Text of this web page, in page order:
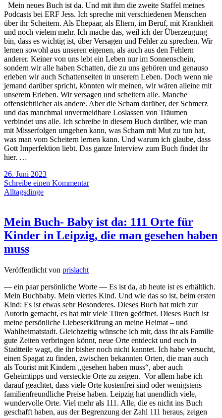
Mein neues Buch ist da. Und mit ihm die zweite Staffel meines
Podcasts bei ERF Jess. Ich spreche mit verschiedenen Menschen
über ihr Scheitern. Als Ehepaar, als Eltern, im Beruf, mit Krankheit
und noch vielem mehr. Ich mache das, weil ich der Überzeugung
bin, dass es wichtig ist, über Versagen und Fehler zu sprechen. Wir
lernen sowohl aus unseren eigenen, als auch aus den Fehlern
anderer. Keiner von uns lebt ein Leben nur im Sonnenschein,
sondern wir alle haben Schatten, die zu uns gehören und genauso
erleben wir auch Schattenseiten in unserem Leben. Doch wenn nie
jemand darüber spricht, könnten wir meinen, wir wären alleine mit
unserem Erleben. Wir versagen und scheitern alle. Manche
offensichtlicher als andere. Aber die Scham darüber, der Schmerz
und das manchmal unvermeidbare Loslassen von Träumen
verbindet uns alle. Ich schreibe in diesem Buch darüber, wie man
mit Misserfolgen umgehen kann, was Scham mit Mut zu tun hat,
was man vom Scheitern lernen kann. Und warum ich glaube, dass
Gott Imperfektion liebt. Das ganze Interview zum Buch findet ihr
hier. …
26. Juni 2023
Schreibe einen Kommentar
Alltagsdinge
Mein Buch- Baby ist da: 111 Orte für
Kinder in Leipzig, die man gesehen haben
muss
Veröffentlicht von prislacht
— ein paar persönliche Worte — Es ist da, ab heute ist es erhältlich.
Mein Buchbaby. Mein viertes Kind. Und wie das so ist, beim ersten
Kind: Es ist etwas sehr Besonderes. Dieses Buch hat mich zur
Autorin gemacht, es hat mir viele Türen geöffnet. Dieses Buch ist
meine persönliche Liebeserklärung an meine Heimat – und
Wahlheimatstadt. Gleichzeitig wünsche ich mir, dass ihr als Familie
gute Zeiten verbringen könnt, neue Orte entdeckt und euch in
Stadtteile wagt, die ihr bisher noch nicht kanntet. Ich habe versucht,
einen Spagat zu finden, zwischen bekannten Orten, die man auch
als Tourist mit Kindern „gesehen haben muss“, aber auch
Geheimtipps und versteckte Orte zu zeigen. Vor allem habe ich
darauf geachtet, dass viele Orte kostenfrei sind oder wenigstens
familienfreundliche Preise haben. Leipzig hat unendlich viele,
wundervolle Orte. Viel mehr als 111. Alle, die es nicht ins Buch
geschafft haben, aus der Begrenzung der Zahl 111 heraus, zeigen